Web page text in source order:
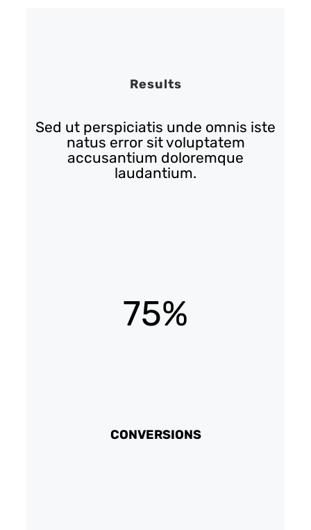
Results
Sed ut perspiciatis unde omnis iste
natus error sit voluptatem
accusantium doloremque
laudantium.
75%
CONVERSIONS